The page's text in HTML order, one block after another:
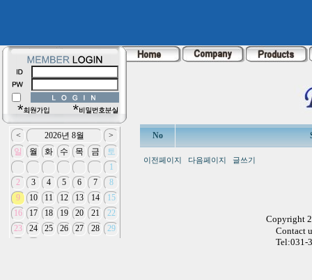
No
이전페이지 다음페이지 글쓰기
Copyright
Contact
Tel:031-